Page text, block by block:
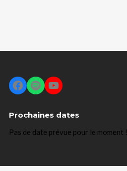
Facebook
SpotifyYouTube
Prochaines dates
Pas de date prévue pour le moment !